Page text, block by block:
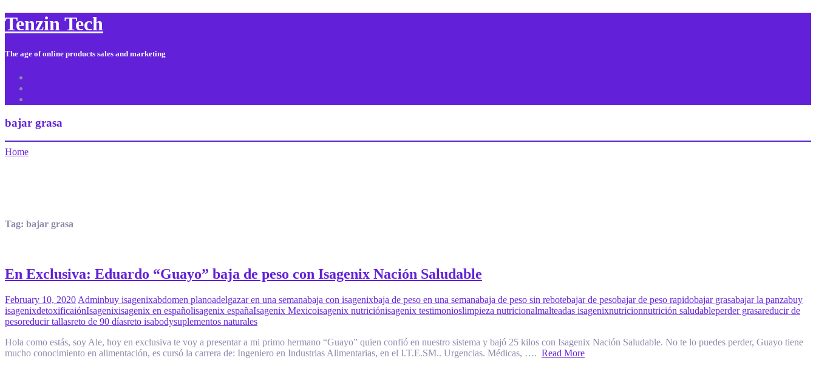
Tenzin Tech
The age of online products sales and marketing
bajar grasa
Home
Tag: bajar grasa
En Exclusiva: Eduardo “Guayo” baja de peso con Isagenix Nación Saludable
February 10, 2020 Adminbuy isagenixabdomen planoadelgazar en una semanabaja con isagenixbaja de peso en una semanabaja de peso sin rebotebajar de pesobajar de peso rapidobajar grasabajar la panzabuy
isagenixdetoxificaiónIsagenixisagenix en españolisagenix españaIsagenix Mexicoisagenix nutriciónisagenix testimonioslimpieza nutricionalmalteadas isagenixnutricionnutrición saludableperder grasareducir de
pesoreducir tallasreto de 90 díasreto isabodysuplementos naturales
Hola como estás, soy Ale, hoy en exclusiva te voy a presentar a mi primo hermano “Guayo” quien confió en nuestro sistema y bajó 25 kilos con Isagenix Nación Saludable. No te lo puedes perder, Guayo tiene
mucho conocimiento en alimentación, es cursó la carrera de: Ingeniero en Industrias Alimentarias, en el I.T.E.SM.. Urgencias. Médicas, …. Read More